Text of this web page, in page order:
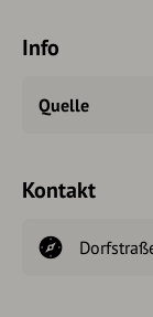
Info
Quelle
Kontakt